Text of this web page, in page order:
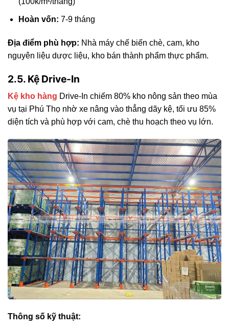
Hoàn vốn: 7-9 tháng
Địa điểm phù hợp: Nhà máy chế biến chè, cam, kho
nguyên liệu dược liệu, kho bán thành phẩm thực phẩm.
2.5. Kệ Drive-In
Kệ kho hàng Drive-In chiếm 80% kho nông sản theo mùa
vụ tại Phú Thọ nhờ xe nâng vào thẳng dãy kệ, tối ưu 85%
diện tích và phù hợp với cam, chè thu hoạch theo vụ lớn.
Thông số kỹ thuật: